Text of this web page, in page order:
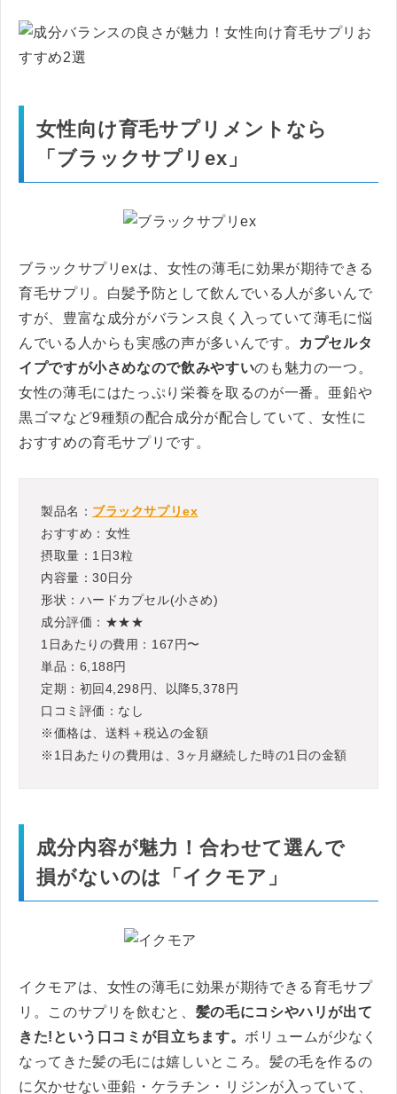
女性向け育毛サプリメントなら
「ブラックサプリex」
ブラックサプリexは、女性の薄毛に効果が期待できる
育毛サプリ。白髪予防として飲んでいる人が多いんで
すが、豊富な成分がバランス良く入っていて薄毛に悩
んでいる人からも実感の声が多いんです。
カプセルタ
イプですが小さめなので飲みやすいのも魅力の一つ。
女性の薄毛にはたっぷり栄養を取るのが一番。亜鉛や
黒ゴマなど9種類の配合成分が配合していて、女性に
おすすめの育毛サプリです。
製品名： ブラックサプリex
おすすめ：女性
摂取量：1日3粒
内容量：30日分
形状：ハードカプセル(小さめ)
成分評価：★★★
1日あたりの費用：167円〜
単品：6,188円
定期：初回4,298円、以降5,378円
口コミ評価：なし
※価格は、送料＋税込の金額
※1日あたりの費用は、3ヶ月継続した時の1日の金額
成分内容が魅力！合わせて選んで
損がないのは「イクモア」
イクモアは、女性の薄毛に効果が期待できる育毛サプ
リ。このサプリを飲むと、 髪の毛にコシやハリが出て
きた!という口コミが目立ちます。ボリュームが少なく
なってきた髪の毛には嬉しいところ。髪の毛を作るの
に欠かせない亜鉛・ケラチン・リジンが入っていて、